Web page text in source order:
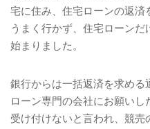
宅に住み、住宅ローンの返
うまく行かず、住宅ローンだ
始まりました。
銀行からは一括返済を求め
ローン専門の会社にお願い
受け付けないと言われ、競